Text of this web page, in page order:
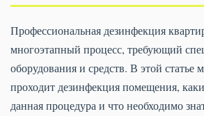
Профессиональная дезинфекция
многоэтапный процесс, требующий
оборудования и средств. В этой статье
проходит дезинфекция помещения,
данная процедура и что необходимо